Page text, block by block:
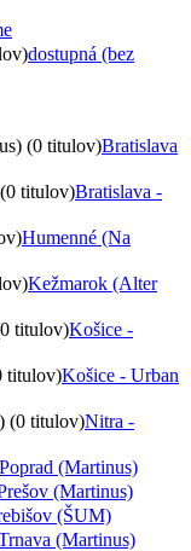
dostupná (bez
(0 titulov)Bratislava
titulov)Bratislava -
Humenné (Na
Kežmarok (Alter
titulov)Košice -
titulov)Košice - Urban
(0 titulov)Nitra -
Poprad (Martinus)
(Martinus)
(ŠUM)
(Martinus)